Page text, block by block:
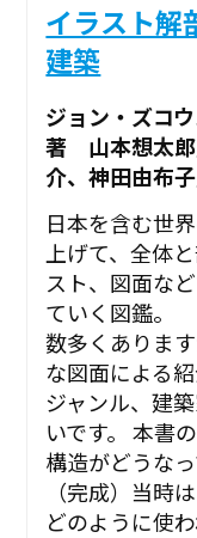
イラスト
建築
ジョン・ズコ
著 山本想太
介、神田由布
日本を含む世
上げて、全体
スト、図面な
ていく図鑑。
数多くありま
な図面による
ジャンル、建
いです。 本書
構造がどうな
（完成）当時
どのように使